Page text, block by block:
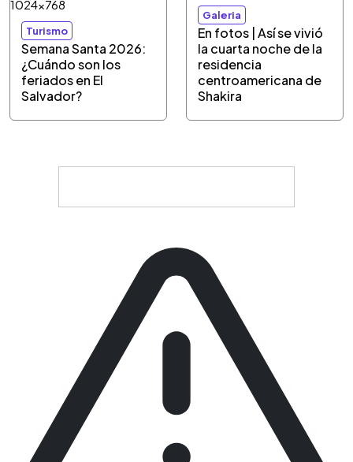
Turismo
Semana Santa 2026:
¿Cuándo son los
feriados en El
Salvador?
Galeria
En fotos | Así se vivió
la cuarta noche de la
residencia
centroamericana de
Shakira